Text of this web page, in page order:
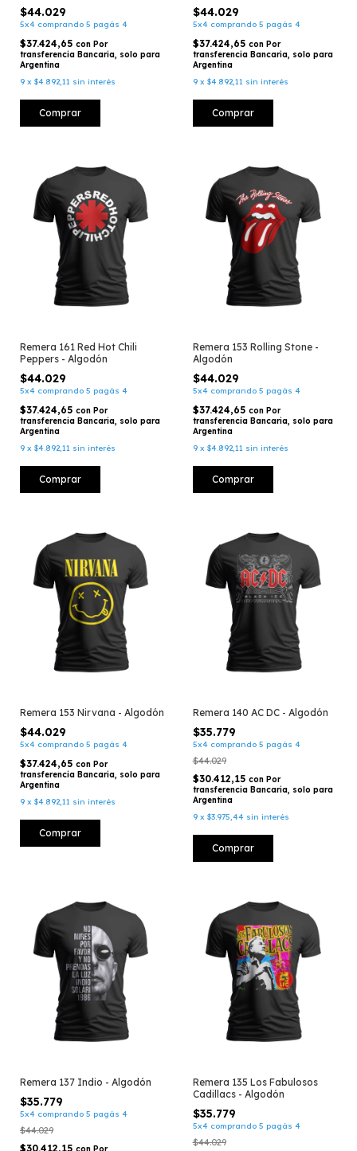
$44.029
5x4 comprando 5 pagás 4
$37.424,65 con Por
transferencia Bancaria, solo para
Argentina
9 x $4.892,11 sin interés
Comprar
$44.029
5x4 comprando 5 pagás 4
$37.424,65 con Por
transferencia Bancaria, solo para
Argentina
9 x $4.892,11 sin interés
Comprar
Remera 161 Red Hot Chili
Peppers - Algodón
$44.029
5x4 comprando 5 pagás 4
$37.424,65 con Por
transferencia Bancaria, solo para
Argentina
9 x $4.892,11 sin interés
Comprar
Remera 153 Rolling Stone -
Algodón
$44.029
5x4 comprando 5 pagás 4
$37.424,65 con Por
transferencia Bancaria, solo para
Argentina
9 x $4.892,11 sin interés
Comprar
Remera 153 Nirvana - Algodón
$44.029
5x4 comprando 5 pagás 4
$37.424,65 con Por
transferencia Bancaria, solo para
Argentina
9 x $4.892,11 sin interés
Comprar
Remera 140 AC DC - Algodón
$35.779
5x4 comprando 5 pagás 4
$44.029
$30.412,15 con Por
transferencia Bancaria, solo para
Argentina
9 x $3.975,44 sin interés
Comprar
Remera 137 Indio - Algodón
$35.779
5x4 comprando 5 pagás 4
$44.029
$30.412,15
Remera 135 Los Fabulosos
Cadillacs - Algodón
$35.779
5x4 comprando 5 pagás 4
$44.029